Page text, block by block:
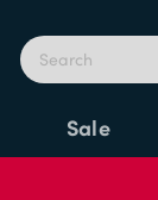
Sale